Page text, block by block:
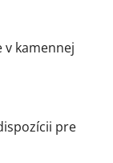
v kamennej
pre